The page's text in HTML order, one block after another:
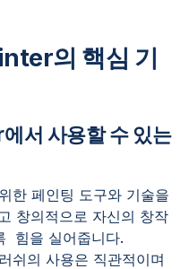
의 핵심 기
서 사용할 수 있는
한 페인팅 도구와 기술을
창의적으로 자신의 창작
힘을 실어줍니다.
쉬의 사용은 직관적이며